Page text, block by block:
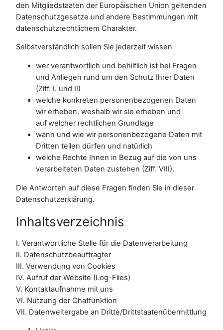
den Mitgliedstaaten der Europäischen Union geltenden
Datenschutzgesetze und andere Bestimmungen mit
datenschutzrechtlichem Charakter.
Selbstverständlich sollen Sie jederzeit wissen
wer verantwortlich und behilflich ist bei Fragen
und Anliegen rund um den Schutz Ihrer Daten
(Ziff. I. und II)
welche konkreten personenbezogenen Daten
wir erheben, weshalb wir sie erheben und
auf welcher rechtlichen Grundlage
wann und wie wir personenbezogene Daten mit
Dritten teilen dürfen und natürlich
welche Rechte Ihnen in Bezug auf die von uns
verarbeiteten Daten zustehen (Ziff. VIII).
Die Antworten auf diese Fragen finden Sie in dieser
Datenschutzerklärung.
Inhaltsverzeichnis
I. Verantwortliche Stelle für die Datenverarbeitung
II. Datenschutzbeauftragter
III. Verwendung von Cookies
IV. Aufruf der Website (Log-Files)
V. Kontaktaufnahme mit uns
VI. Nutzung der Chatfunktion
VII. Datenweitergabe an Dritte/Drittstaatenübermittlung